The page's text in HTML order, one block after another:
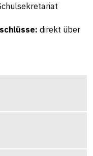
direkt über